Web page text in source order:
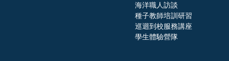
海洋職人訪談
種子教師培訓研習
巡迴到校服務講座
學生體驗營隊